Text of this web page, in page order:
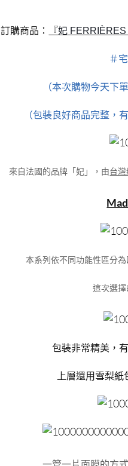
訂購商品： 『妃
＃
（本次購物今天下
（包裝良好商品完整，
來自法國的品牌「妃」，由台
本系列依不同功能性區分
這次選
包裝非常精美，
上層還用雪梨